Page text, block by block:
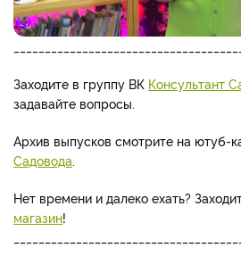
Заходите в группу ВК Консультант
задавайте вопросы.
Архив выпусков смотрите на ютуб-
Садовода
Нет времени и далеко ехать?
магазин!